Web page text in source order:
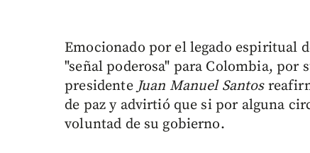
Emocionado por el legado espiritual
"señal poderosa" para Colombia, por
presidenteJuan Manuel Santos
de paz y advirtió que si por alguna
voluntad de su gobierno.